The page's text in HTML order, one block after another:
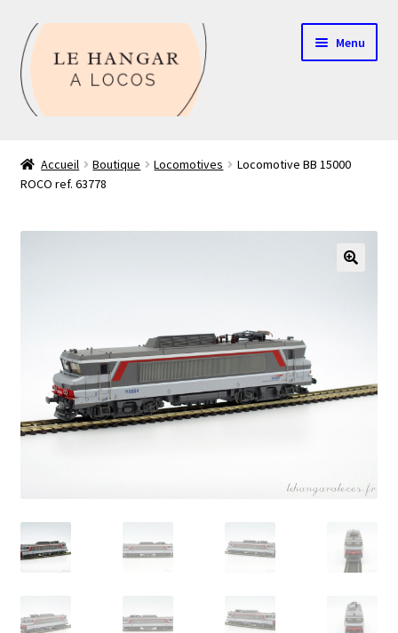
Aller
à
la
navigation
Aller
au
contenu
Menu
Boutique
Mon compte
Glossaire
Évènements à venir
Accueil Boutique Locomotives
Locomotive BB 15000
ROCO ref. 63778